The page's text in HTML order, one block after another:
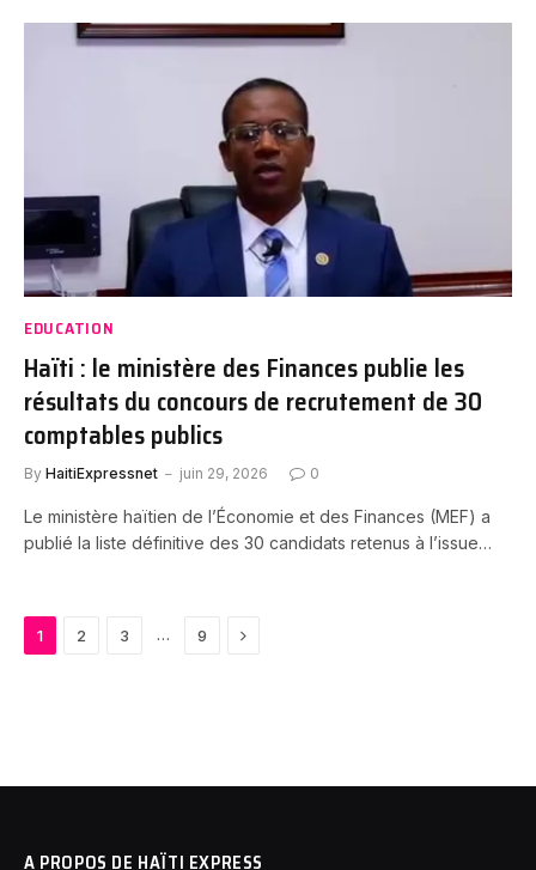
EDUCATION
Haïti : le ministère des Finances publie les
résultats du concours de recrutement de 30
comptables publics
By HaitiExpressnet juin 29, 2026 0
Le ministère haïtien de l’Économie et des Finances (MEF) a
publié la liste définitive des 30 candidats retenus à l’issue…
1 2 3 … 9 Next
A PROPOS DE HAÏTI EXPRESS